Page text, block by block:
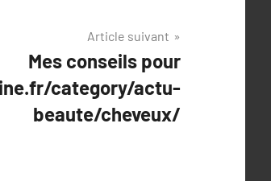
Article suivant
Mes conseils pour
category/actu-
beaute/cheveux/